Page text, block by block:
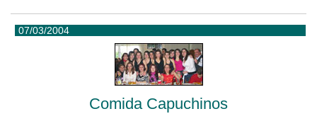
07/03/2004
Comida Capuchinos